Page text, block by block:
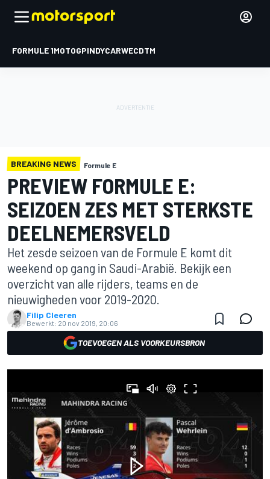
FORMULE 1MOTOGPINDYCARWECDTM
BREAKING NEWS Formule E
PREVIEW FORMULE E:
SEIZOEN ZES MET STERKSTE
DEELNEMERSVELD
Het zesde seizoen van de Formule E komt dit
weekend op gang in Saudi-Arabië. Bekijk een
overzicht van alle rijders, teams en de
nieuwigheden voor 2019-2020.
Filip Cleeren
Bewerkt: 20 nov 2019, 20:06
TOEVOEGEN ALS VOORKEURSBRON